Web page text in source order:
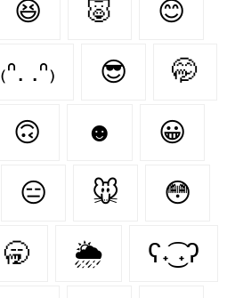
😆 🐷 😊
₍ᐢ. .ᐢ₎ 😎 🤭
🙃 ☻ 😀
😑 🐭 😳
🥱 🌦 ʕ˖͜͡ ˖ʔ